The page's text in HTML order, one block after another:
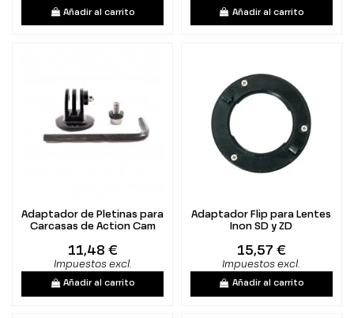
Añadir al carrito Añadir al carrito
Adaptador de Pletinas para
Carcasas de Action Cam
11,48 €
Impuestos excl.
Añadir al carrito
Adaptador Flip para Lentes
Inon SD y ZD
15,57 €
Impuestos excl.
Añadir al carrito